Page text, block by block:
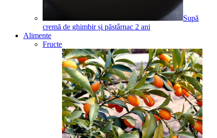
Supă
cremă de ghimbir și păstârnac 2 ani
Alimente
Fructe